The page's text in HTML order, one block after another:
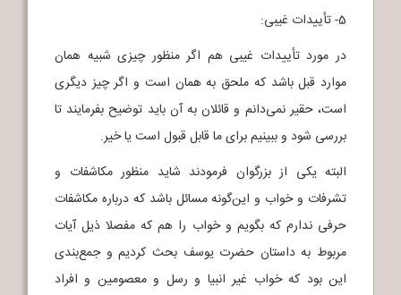
5- تأییدات غیبی:
در مورد تأییدات غیبی هم اگر منظور چیزی شبیه همان
موارد قبل باشد که ملحق به همان است و اگر چیز دیگری
است، حقیر نمی‌دانم و قائلان به آن باید توضیح بفرمایند تا
بررسی شود و ببینیم برای ما قابل قبول است یا خیر.
البته یکی از بزرگوان فرمودند شاید منظور مکاشفات و
تشرفات و خواب و این‌گونه مسائل باشد که درباره مکاشفات
حرفی ندارم که بگویم و خواب را هم که مفصلا ذیل آیات
مربوط به داستان حضرت یوسف بحث کردیم و جمع‌بندی
این بود که خواب غیر انبیا و رسل و معصومین و افراد